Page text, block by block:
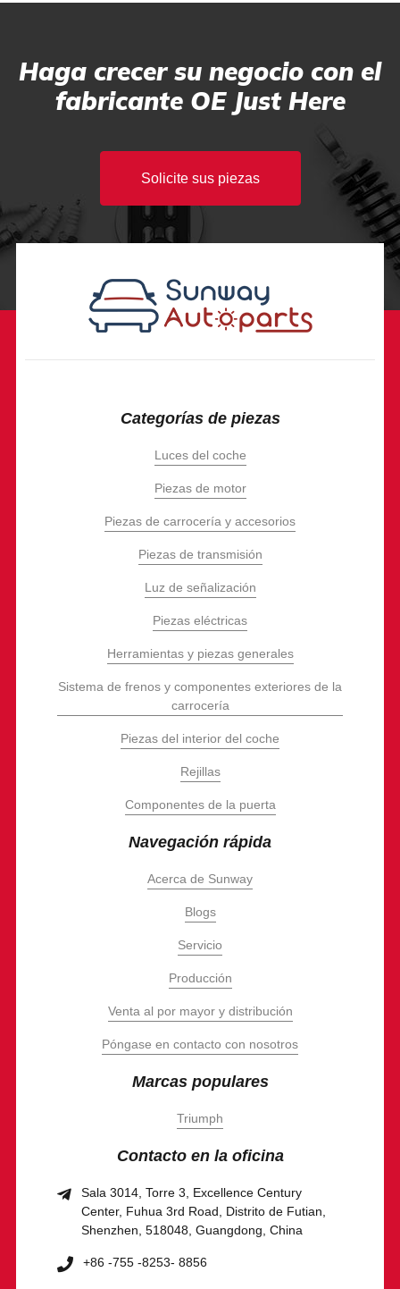
Haga crecer su negocio con el
fabricante OE Just Here
Solicite sus piezas
Categorías de piezas
Luces del coche
Piezas de motor
Piezas de carrocería y accesorios
Piezas de transmisión
Luz de señalización
Piezas eléctricas
Herramientas y piezas generales
Sistema de frenos y componentes exteriores de la
carrocería
Piezas del interior del coche
Rejillas
Componentes de la puerta
Navegación rápida
Acerca de Sunway
Blogs
Servicio
Producción
Venta al por mayor y distribución
Póngase en contacto con nosotros
Marcas populares
Triumph
Contacto en la oficina
Sala 3014, Torre 3, Excellence Century
Center, Fuhua 3rd Road, Distrito de Futian,
Shenzhen, 518048, Guangdong, China
+86 -755 -8253- 8856